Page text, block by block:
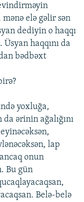
elə gəlir sən
dediyin o haqqı
haqqını da
bədbəxt
yoxluğa,
ərinin ağalığını
lap
onun
Bu gün
Belə-belə